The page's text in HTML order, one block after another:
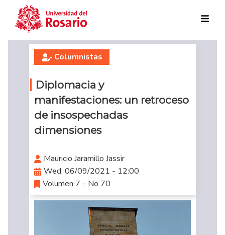
Skip to main content
Columnistas
Diplomacia y
manifestaciones: un retroceso
de insospechadas
dimensiones
Mauricio Jaramillo Jassir
Wed, 06/09/2021 - 12:00
Volumen 7 - No 70